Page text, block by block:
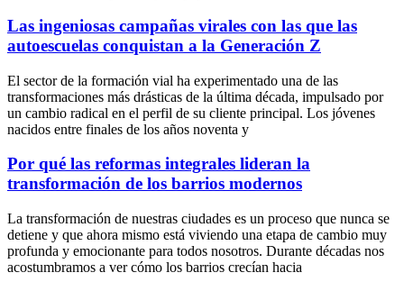
Las ingeniosas campañas virales con las que las
autoescuelas conquistan a la Generación Z
El sector de la formación vial ha experimentado una de las
transformaciones más drásticas de la última década, impulsado por
un cambio radical en el perfil de su cliente principal. Los jóvenes
nacidos entre finales de los años noventa y
Por qué las reformas integrales lideran la
transformación de los barrios modernos
La transformación de nuestras ciudades es un proceso que nunca se
detiene y que ahora mismo está viviendo una etapa de cambio muy
profunda y emocionante para todos nosotros. Durante décadas nos
acostumbramos a ver cómo los barrios crecían hacia